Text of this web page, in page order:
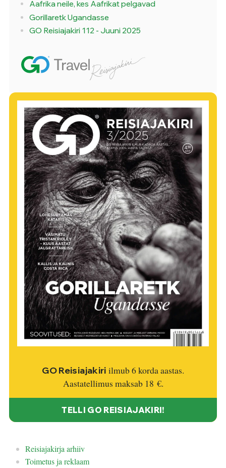
GO Reisiajakiri ilmub 6 korda aastas.
Aastatellimus maksab 18 €.
TELLI GO REISIAJAKIRI!
Reisiajakirja arhiiv
Toimetus ja reklaam
Aafrika neile, kes Aafrikat pelgavad
Gorillaretk Ugandasse
GO Reisiajakiri 112 - Juuni 2025